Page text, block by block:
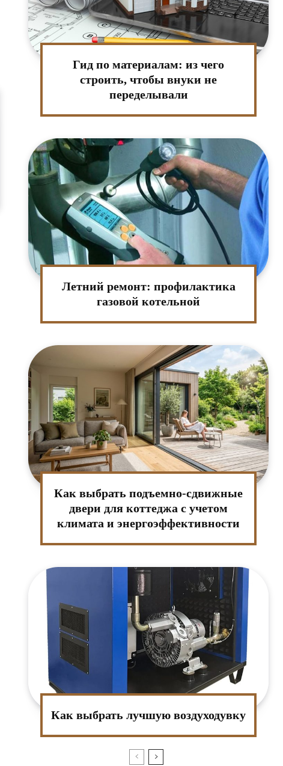
Гид по материалам: из чего
строить, чтобы внуки не
переделывали
Летний ремонт: профилактика
газовой котельной
Как выбрать подъемно-сдвижные
двери для коттеджа с учетом
климата и энергоэффективности
Как выбрать лучшую воздуходувку